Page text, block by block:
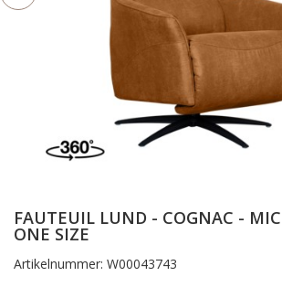
FAUTEUIL LUND - COGNAC -
ONE SIZE
Artikelnummer: W00043743